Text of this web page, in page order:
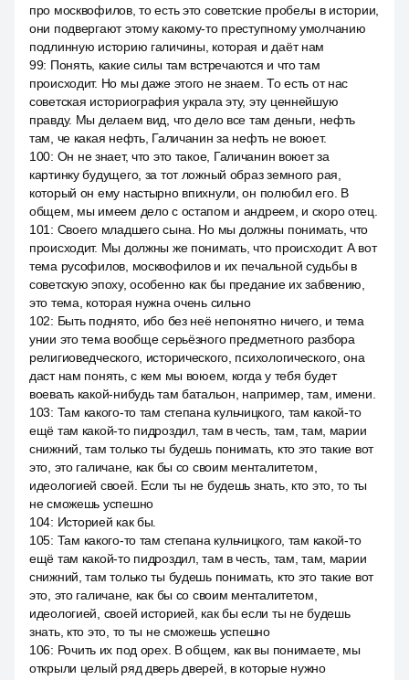
про москвофилов, то есть это советские пробелы в истории,
они подвергают этому какому-то преступному умолчанию
подлинную историю галичины, которая и даёт нам
99: Понять, какие силы там встречаются и что там
происходит. Но мы даже этого не знаем. То есть от нас
советская историография украла эту, эту ценнейшую
правду. Мы делаем вид, что дело все там деньги, нефть
там, че какая нефть, Галичанин за нефть не воюет.
100: Он не знает, что это такое, Галичанин воюет за
картинку будущего, за тот ложный образ земного рая,
который он ему настырно впихнули, он полюбил его. В
общем, мы имеем дело с остапом и андреем, и скоро отец.
101 : Своего младшего сына. Но мы должны понимать, что
происходит. Мы должны же понимать, что происходит. А вот
тема русофилов, москвофилов и их печальной судьбы в
советскую эпоху, особенно как бы предание их забвению,
это тема, которая нужна очень сильно
102: Быть поднято, ибо без неё непонятно ничего, и тема
унии это тема вообще серьёзного предметного разбора
религиоведческого, исторического, психологического, она
даст нам понять, с кем мы воюем, когда у тебя будет
воевать какой-нибудь там батальон, например, там, имени.
103: Там какого-то там степана кульчицкого, там какой-то
ещё там какой-то пидроздил, там в честь, там, там, марии
снижний, там только ты будешь понимать, кто это такие вот
это, это галичане, как бы со своим менталитетом,
идеологией своей. Если ты не будешь знать, кто это, то ты
не сможешь успешно
104: Историей как бы.
105: Там какого-то там степана кульчицкого, там какой-то
ещё там какой-то пидроздил, там в честь, там, там, марии
снижний, там только ты будешь понимать, кто это такие вот
это, это галичане, как бы со своим менталитетом,
идеологией, своей историей, как бы если ты не будешь
знать, кто это, то ты не сможешь успешно
106: Рочить их под орех. В общем, как вы понимаете, мы
открыли целый ряд дверь дверей, в которые нужно